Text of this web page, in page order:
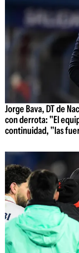
Jorge Bava, DT de
con derrota: "El
continuidad, "las